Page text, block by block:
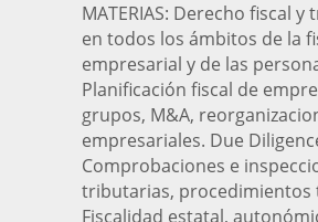
MATERIAS: Derecho fiscal
en todos los ámbitos de la
empresarial y de las
Planificación fiscal de
grupos, M&A,
empresariales. Due
Comprobaciones e
tributarias, procedimientos
Fiscalidad estatal,